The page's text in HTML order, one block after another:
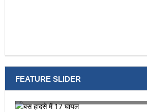
FEATURE SLIDER